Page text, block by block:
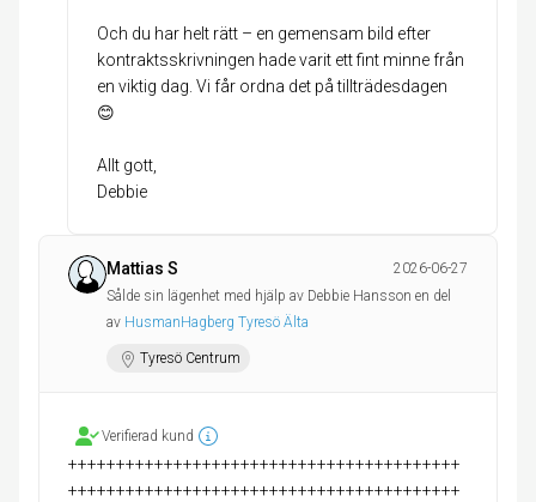
Och du har helt rätt – en gemensam bild efter
kontraktsskrivningen hade varit ett fint minne från
en viktig dag. Vi får ordna det på tillträdesdagen
😊
Allt gott,
Debbie
Mattias S
2026-06-27
Sålde sin lägenhet med hjälp av Debbie Hansson en del
av HusmanHagberg Tyresö Älta
Tyresö Centrum
Verifierad kund
+++++++++++++++++++++++++++++++++++++++++
+++++++++++++++++++++++++++++++++++++++++